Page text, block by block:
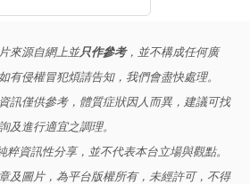
來源自網上並只作參考，並不構成任何廣
有侵權冒犯煩請告知，我們會盡快處理。
訊僅供參考，體質症狀因人而異，建議可找
及進行適宜之調理。
資訊性分享，並不代表本台立場與觀點。
及圖片，為平台版權所有，未經許可，不得